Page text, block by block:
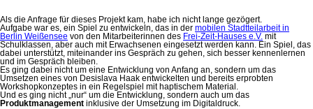
Als die Anfrage für dieses Projekt kam, habe ich nicht lange gezögert.
Aufgabe war es, ein Spiel zu entwickeln, das in der mobilen Stadtteilarbeit in
Berlin Weißensee von den Mitarbeiterinnen des Frei-Zeit-Hauses e.V. mit
Schulklassen, aber auch mit Erwachsenen eingesetzt werden kann. Ein Spiel, das
dabei unterstützt, miteinander ins Gespräch zu gehen, sich besser kennenlernen
und im Gespräch bleiben.
Es ging dabei nicht um eine Entwicklung von Anfang an, sondern um das
Umsetzen eines von Desislava Haak entwickelten und bereits erprobten
Workshopkonzeptes in ein Regelspiel mit haptischem Material.
Und es ging nicht „nur“ um die Entwicklung, sondern auch um das
Produktmanagement inklusive der Umsetzung im Digitaldruck.